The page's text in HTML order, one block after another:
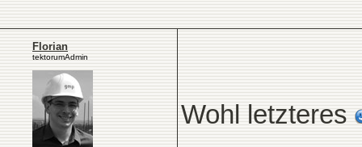
Florian
tektorumAdmin
Wohl letzteres